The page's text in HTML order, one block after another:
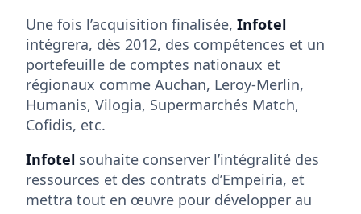
Une fois l’acquisition finalisée, Infotel
intégrera, dès 2012, des compétences et un
portefeuille de comptes nationaux et
régionaux comme Auchan, Leroy-Merlin,
Humanis, Vilogia, Supermarchés Match,
Cofidis, etc.
Infotel souhaite conserver l’intégralité des
ressources et des contrats d’Empeiria, et
mettra tout en œuvre pour développer au